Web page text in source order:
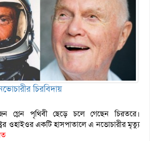
চিরবিদায়
গ্লেন পৃথিবী ছেড়ে চলে গেছেন চিরতরে।
ওহাইওর একটি হাসপাতালে এ নভোচারীর মৃত্যু